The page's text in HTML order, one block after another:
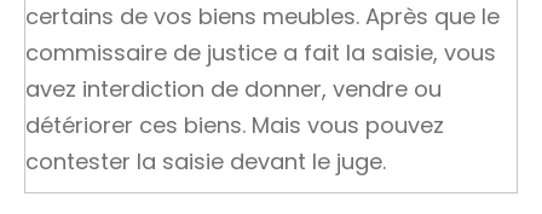
certains de vos biens meubles. Après que le
commissaire de justice a fait la saisie, vous
avez interdiction de donner, vendre ou
détériorer ces biens. Mais vous pouvez
contester la saisie devant le juge.